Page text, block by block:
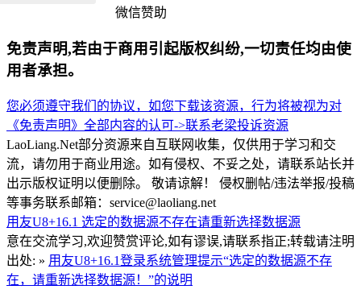
微信赞助
免责声明,若由于商用引起版权纠纷,一切责任均由使
用者承担。
您必须遵守我们的协议，如您下载该资源，行为将被视为对
《免责声明》全部内容的认可->联系老梁投诉资源
LaoLiang.Net部分资源来自互联网收集，仅供用于学习和交
流，请勿用于商业用途。如有侵权、不妥之处，请联系站长并
出示版权证明以便删除。 敬请谅解！ 侵权删帖/违法举报/投稿
等事务联系邮箱：service@laoliang.net
用友U8+16.1 选定的数据源不存在请重新选择数据源
意在交流学习,欢迎赞赏评论,如有谬误,请联系指正;转载请注明
出处: » 用友U8+16.1登录系统管理提示“选定的数据源不存
在，请重新选择数据源！”的说明